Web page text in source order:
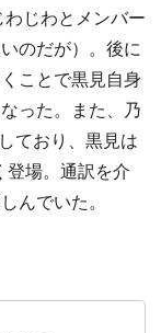
じわとメンバー
のだが）。後に
ことで黒見自身
った。また、乃
ており、黒見は
場。通訳を介
んでいた。